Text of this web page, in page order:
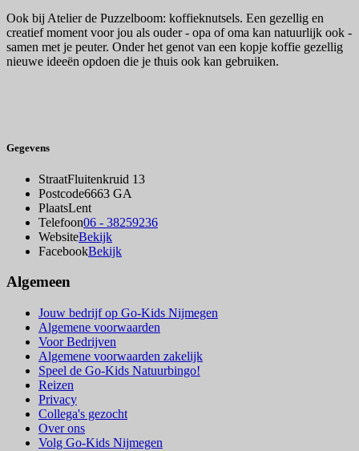
Ook bij Atelier de Puzzelboom: koffieknutsels. Een gezellig en
creatief moment voor jou als ouder - opa of oma kan natuurlijk ook -
samen met je peuter. Onder het genot van een kopje koffie gezellig
nieuwe ideeën opdoen die je thuis ook kan gebruiken.
Gegevens
StraatFluitenkruid 13
Postcode6663 GA
PlaatsLent
Telefoon06 - 38259236
WebsiteBekijk
FacebookBekijk
Algemeen
Jouw bedrijf op Go-Kids Nijmegen
Algemene voorwaarden
Voor Bedrijven
Algemene voorwaarden zakelijk
Speel de Go-Kids Natuurbingo!
Reizen
Privacy
Collega's gezocht
Over ons
Volg Go-Kids Nijmegen